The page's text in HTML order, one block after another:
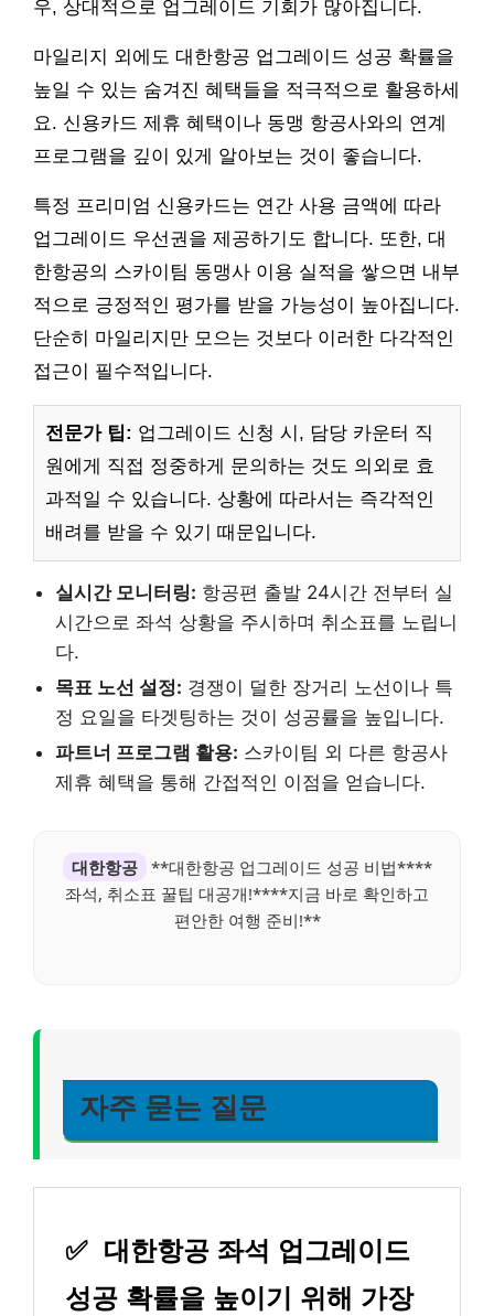
우, 상대적으로 업그레이드 기회가 많아집니다.
마일리지 외에도 대한항공 업그레이드 성공 확률을
높일 수 있는 숨겨진 혜택들을 적극적으로 활용하세
요. 신용카드 제휴 혜택이나 동맹 항공사와의 연계
프로그램을 깊이 있게 알아보는 것이 좋습니다.
특정 프리미엄 신용카드는 연간 사용 금액에 따라
업그레이드 우선권을 제공하기도 합니다. 또한, 대
한항공의 스카이팀 동맹사 이용 실적을 쌓으면 내부
적으로 긍정적인 평가를 받을 가능성이 높아집니다.
단순히 마일리지만 모으는 것보다 이러한 다각적인
접근이 필수적입니다.
전문가 팁: 업그레이드 신청 시, 담당 카운터 직
원에게 직접 정중하게 문의하는 것도 의외로 효
과적일 수 있습니다. 상황에 따라서는 즉각적인
배려를 받을 수 있기 때문입니다.
실시간 모니터링: 항공편 출발 24시간 전부터 실
시간으로 좌석 상황을 주시하며 취소표를 노립니
다.
목표 노선 설정: 경쟁이 덜한 장거리 노선이나 특
정 요일을 타겟팅하는 것이 성공률을 높입니다.
파트너 프로그램 활용: 스카이팀 외 다른 항공사
제휴 혜택을 통해 간접적인 이점을 얻습니다.
대한항공
**대한항공 업그레이드 성공 비법****
좌석, 취소표 꿀팁 대공개!****지금 바로 확인하고
편안한 여행 준비!**
자주 묻는 질문
✅ 대한항공 좌석 업그레이드
성공 확률을 높이기 위해 가장